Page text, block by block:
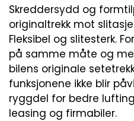
Skreddersydd og
originaltrekk mot
Fleksibel og slitesterk.
på samme måte og
bilens originale
funksjonene ikke blir
ryggdel for bedre
leasing og firmabiler.